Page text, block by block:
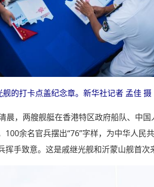
的打卡点盖纪念章。新华社记者 孟佳 摄
晨，两艘舰艇在香港特区政府船队、中
余名官兵摆出“76”字样，为中华人民
手致意。这是戚继光舰和沂蒙山舰首次